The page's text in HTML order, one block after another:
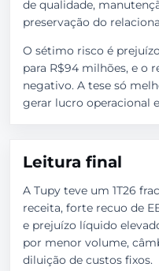
de qualidade,
preservação do
O sétimo risco é
para R$94 milhões, e o
negativo. A tese só
gerar lucro operacional
Leitura final
A Tupy teve um 1T26
receita, forte recuo de
e prejuízo líquido
por menor volume,
diluição de custos fixos.